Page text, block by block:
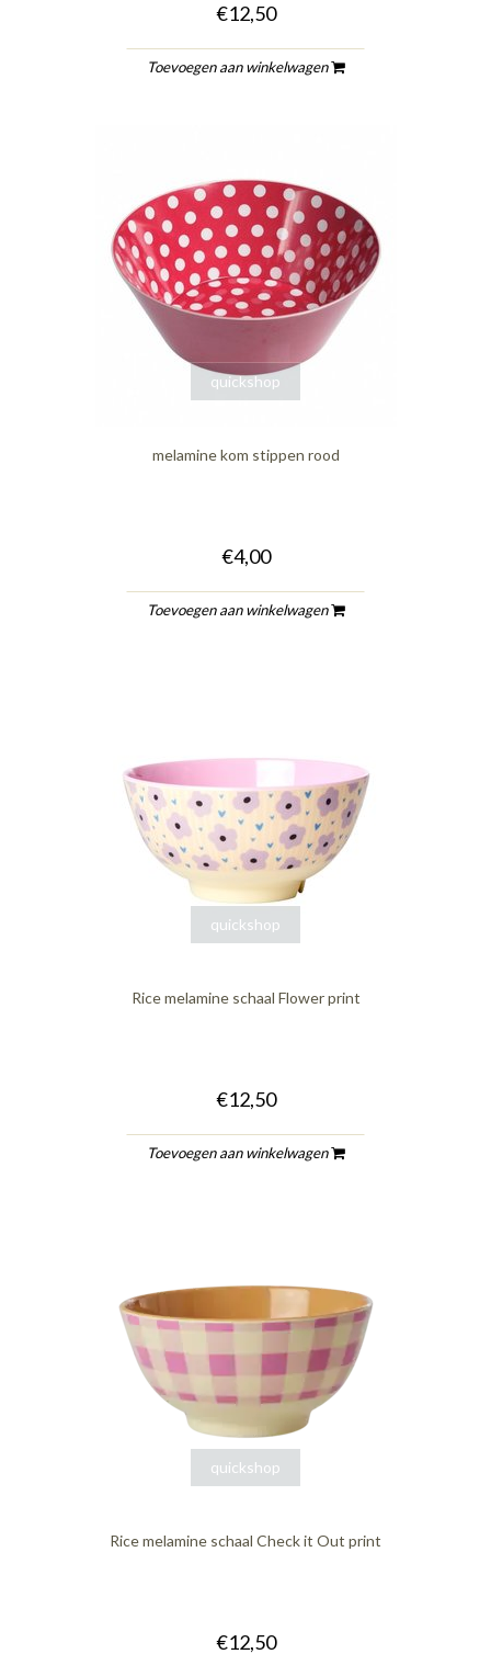
€12,50
Toevoegen aan winkelwagen
quickshop
melamine kom stippen rood
€4,00
Toevoegen aan winkelwagen
quickshop
Rice melamine schaal Flower print
€12,50
Toevoegen aan winkelwagen
quickshop
Rice melamine schaal Check it Out print
€12,50